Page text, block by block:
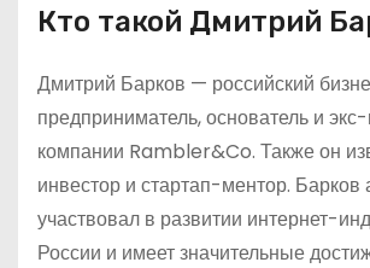
Кто такой Дмитрий
Дмитрий Барков — российский
предприниматель, основатель и
компании Rambler&Co. Также он
инвестор и стартап-ментор. Барков
участвовал в развитии интернет-
России и имеет значительные